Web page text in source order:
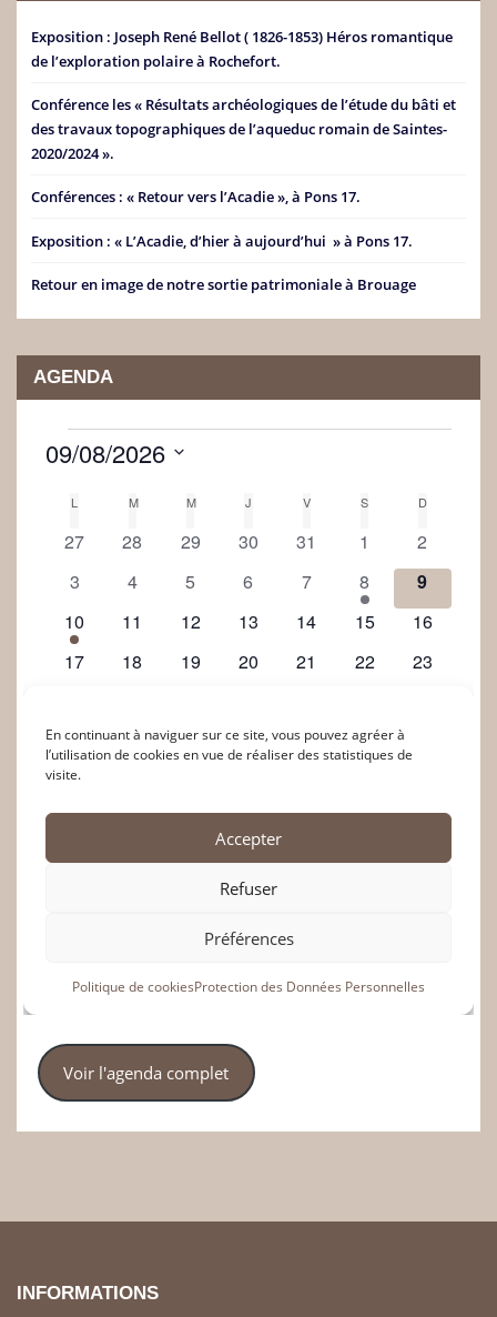
Exposition : Joseph René Bellot ( 1826-1853) Héros romantique
de l’exploration polaire à Rochefort.
Conférence les « Résultats archéologiques de l’étude du bâti et
des travaux topographiques de l’aqueduc romain de Saintes-
2020/2024 ».
Conférences : « Retour vers l’Acadie », à Pons 17.
Exposition : « L’Acadie, d’hier à aujourd’hui » à Pons 17.
Retour en image de notre sortie patrimoniale à Brouage
AGENDA
Voir l'agenda complet
INFORMATIONS